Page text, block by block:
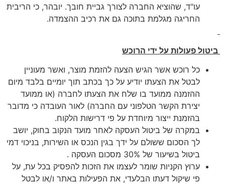
עו"ד, שהוציא החברה לצורך גביית חובך. יובהר, כי הריבית
החריגה מגלמת בתוכה גם את רכיב ההצמדה.
ביטול פעולות על ידי הרוכש
כל רוכש אשר הגיש הצעה להזמת מוצר, ואשר מעוניין
לבטל את הצעתו יודיע על כך בכתב תוך יומיים בלבד מיום
ההזמנה ממועד בו שלח את הצעתו לחברה (או ממועד
יצירת הקשר הטלפוני עם החברה) לאור העובדה כי מדובר
בהזמנת ייצור מיוחדת על פי דרישות הלקוח.
במקרה של ביטול העסקה לאחר מועד הנקוב בחוק, יושב
לך הסכום ששולם על ידך בגין הנכס או השירות, בניכוי דמי
ביטול בשיעור של 30% מסכום העסקה .
ערוץ הקניות שומר לעצמו את הזכות להפסיק בכל עת, על
פי שיקול דעתו הבלעדי, את הפעילות באתר ו/או לבטל